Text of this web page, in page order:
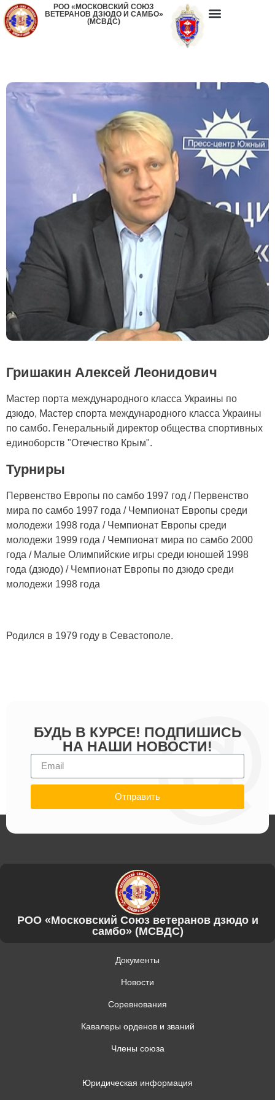
РОО «МОСКОВСКИЙ СОЮЗ
ВЕТЕРАНОВ ДЗЮДО И САМБО»
(МСВДС)
Гришакин Алексей Леонидович
Мастер порта международного класса Украины по
дзюдо, Мастер спорта международного класса Украины
по самбо. Генеральный директор общества спортивных
единоборств "Отечество Крым".
Турниры
Первенство Европы по самбо 1997 год / Первенство
мира по самбо 1997 года / Чемпионат Европы среди
молодежи 1998 года / Чемпионат Европы среди
молодежи 1999 года / Чемпионат мира по самбо 2000
года / Малые Олимпийские игры среди юношей 1998
года (дзюдо) / Чемпионат Европы по дзюдо среди
молодежи 1998 года
Родился в 1979 году в Севастополе.
БУДЬ В КУРСЕ! ПОДПИШИСЬ
НА НАШИ НОВОСТИ!
Отправить
РОО «Московский Союз ветеранов дзюдо и
самбо» (МСВДС)
Документы
Новости
Соревнования
Кавалеры орденов и званий
Члены союза
Юридическая информация